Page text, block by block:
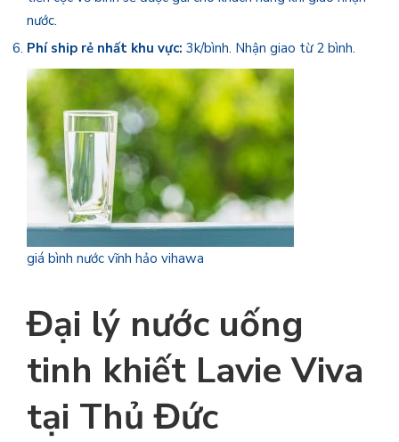
nước.
Phí ship rẻ nhất khu vực: 3k/bình. Nhận giao từ 2 bình.
giá bình nước vĩnh hảo vihawa
Đại lý nước uống
tinh khiết Lavie Viva
tại Thủ Đức